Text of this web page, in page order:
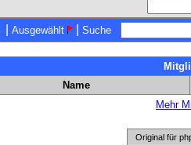
Ausgewählt | Suche
Name
Mehr
Original für